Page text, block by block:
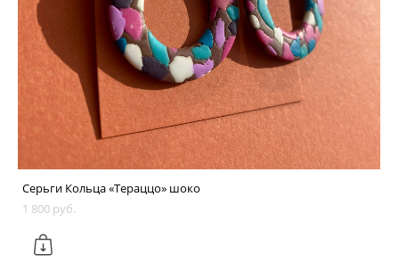
Серьги Кольца «Тераццо» шоко
1 800 pуб.